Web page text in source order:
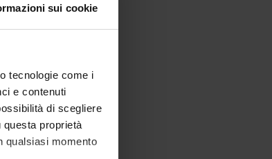
sui cookie
tecnologie come i
e contenuti
di scegliere
proprietà
qualsiasi momento